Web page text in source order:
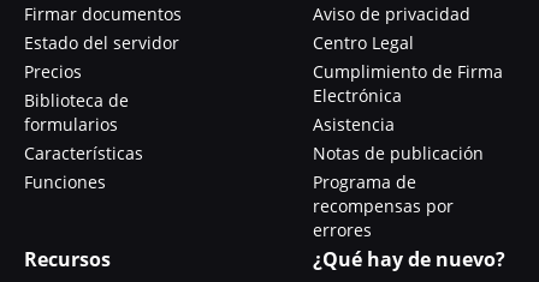
Firmar documentos
Estado del servidor
Precios
Biblioteca de
formularios
Características
Funciones
Aviso de privacidad
Centro Legal
Cumplimiento de Firma
Electrónica
Asistencia
Notas de publicación
Programa de
recompensas por
errores
Recursos ¿Qué hay de nuevo?